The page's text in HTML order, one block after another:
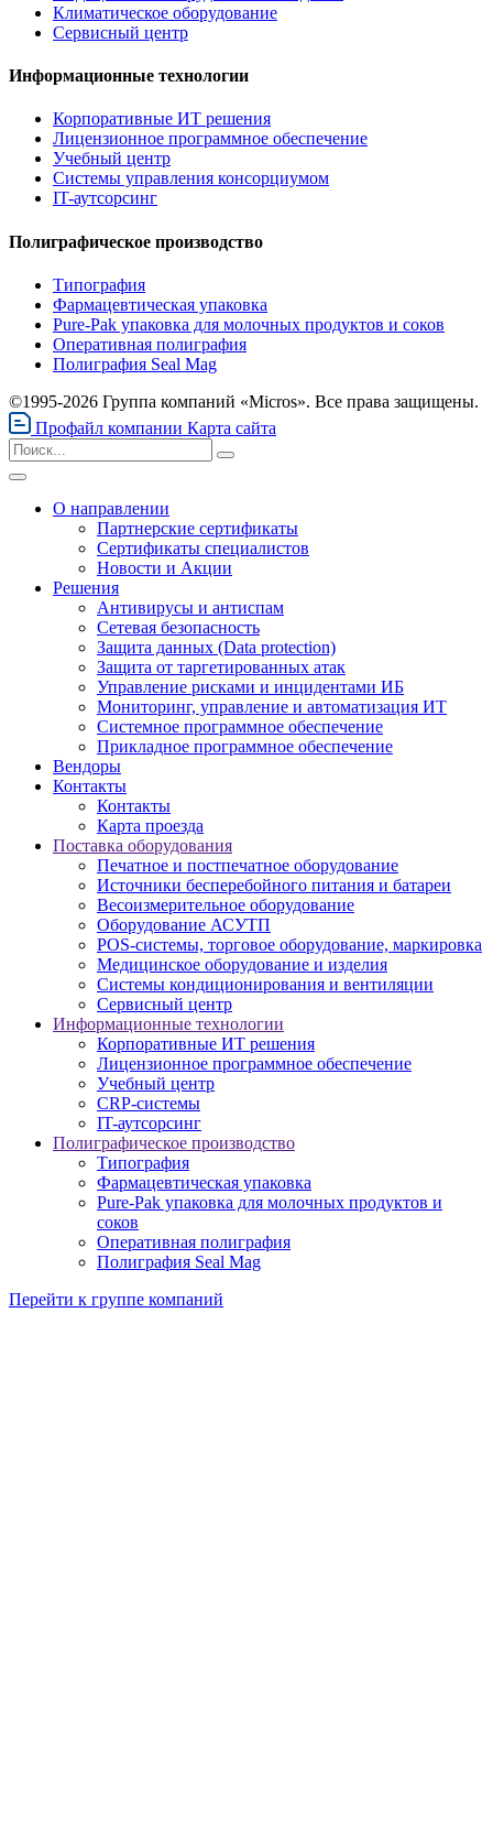
Климатическое оборудование
Сервисный центр
Информационные технологии
Корпоративные ИТ решения
Лицензионное программное обеспечение
Учебный центр
Системы управления консорциумом
IT-аутсорсинг
Полиграфическое производство
Типография
Фармацевтическая упаковка
Pure-Pak упаковка для молочных продуктов и соков
Оперативная полиграфия
Полиграфия Seal Mag
©1995-2026 Группа компаний «Micros». Все права защищены.
Профайл компании Карта сайта
О направлении
Партнерские сертификаты
Сертификаты специалистов
Новости и Акции
Решения
Антивирусы и антиспам
Сетевая безопасность
Защита данных (Data protection)
Защита от таргетированных атак
Управление рисками и инцидентами ИБ
Мониторинг, управление и автоматизация ИТ
Системное программное обеспечение
Прикладное программное обеспечение
Вендоры
Контакты
Контакты
Карта проезда
Поставка оборудования
Печатное и постпечатное оборудование
Источники бесперебойного питания и батареи
Весоизмерительное оборудование
Оборудование АСУТП
POS-системы, торговое оборудование, маркировка
Медицинское оборудование и изделия
Системы кондиционирования и вентиляции
Сервисный центр
Информационные технологии
Корпоративные ИТ решения
Лицензионное программное обеспечение
Учебный центр
CRP-системы
IT-аутсорсинг
Полиграфическое производство
Типография
Фармацевтическая упаковка
Pure-Pak упаковка для молочных продуктов и
соков
Оперативная полиграфия
Полиграфия Seal Mag
Перейти к группе компаний